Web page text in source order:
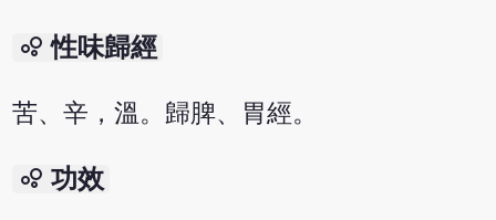
bubble_chart 性味歸經
苦、辛，溫。歸脾、胃經。
bubble_chart 功效